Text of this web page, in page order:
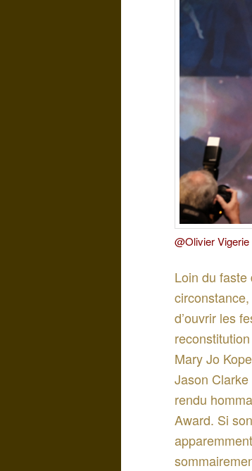
@Olivier Vigerie
Loin du faste
d’ouvrir les
Mary Jo
Jason Clarke
rendu
Award. Si